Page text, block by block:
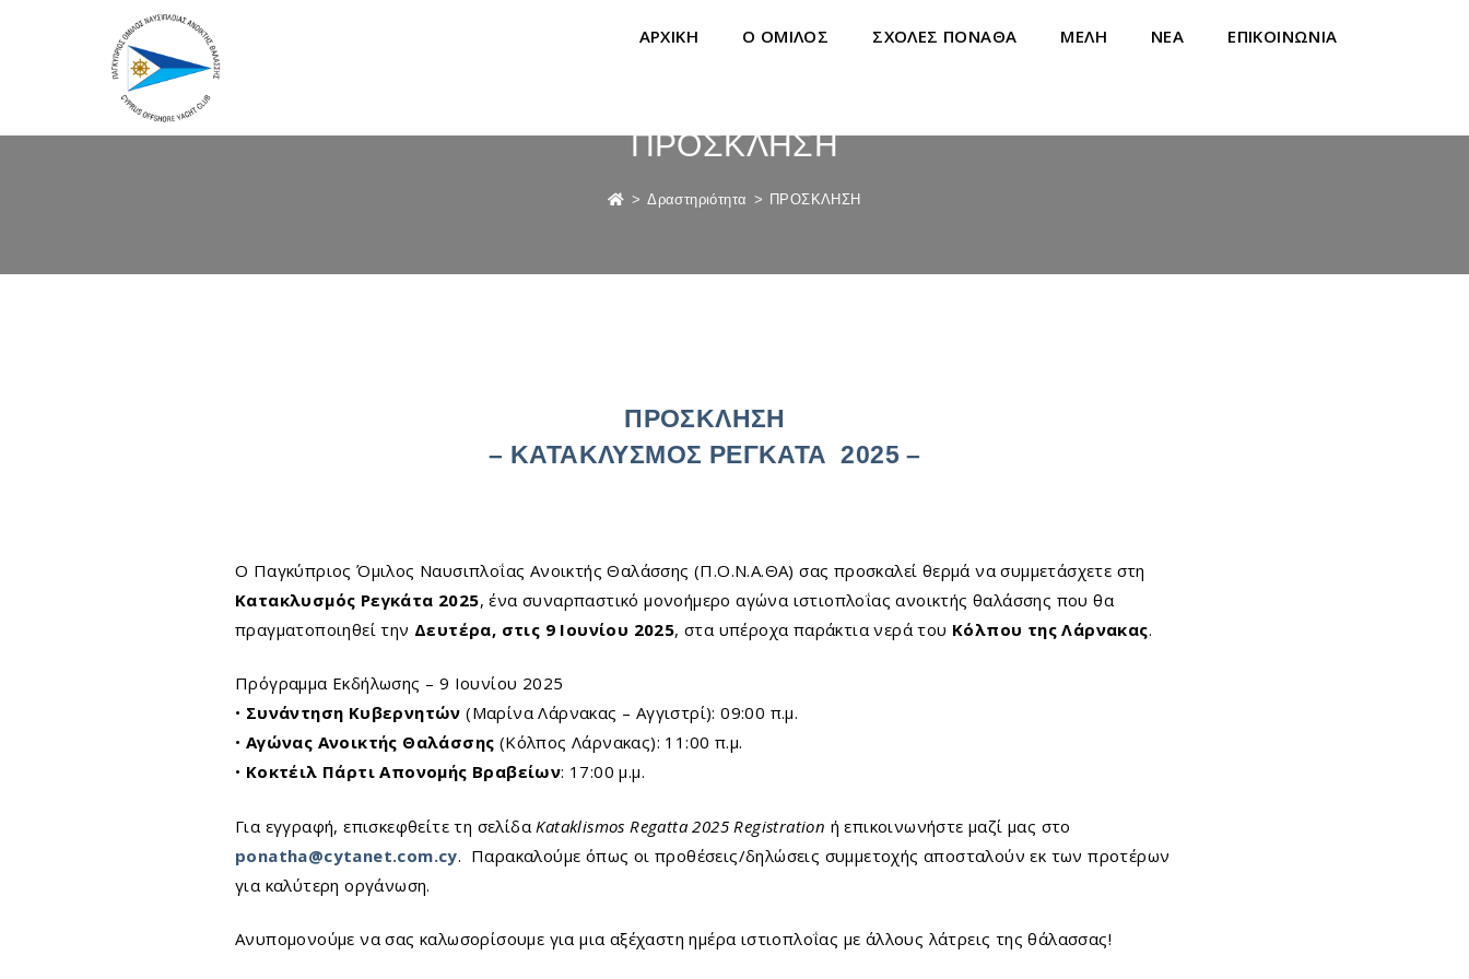
ΑΡΧΙΚΗ Ο ΟΜΙΛΟΣ ΣΧΟΛΕΣ ΠΟΝΑΘΑ ΜΕΛΗ ΝΕΑ ΕΠΙΚΟΙΝΩΝΙΑ
ΠΡΟΣΚΛΗΣΗ
> Δραστηριότητα > ΠΡΟΣΚΛΗΣΗ
ΠΡΟΣΚΛΗΣΗ
– ΚΑΤΑΚΛΥΣΜΟΣ ΡΕΓΚΑΤΑ 2025 –
Ο Παγκύπριος Όμιλος Ναυσιπλοΐας Ανοικτής Θαλάσσης (Π.Ο.Ν.Α.ΘΑ) σας προσκαλεί θερμά να συμμετάσχετε στη
Κατακλυσμός Ρεγκάτα 2025, ένα συναρπαστικό μονοήμερο αγώνα ιστιοπλοΐας ανοικτής θαλάσσης που θα
πραγματοποιηθεί την Δευτέρα, στις 9 Ιουνίου 2025, στα υπέροχα παράκτια νερά του Κόλπου της Λάρνακας.
Πρόγραμμα Εκδήλωσης – 9 Ιουνίου 2025
• Συνάντηση Κυβερνητών (Μαρίνα Λάρνακας – Αγγιστρί): 09:00 π.μ.
• Αγώνας Ανοικτής Θαλάσσης (Κόλπος Λάρνακας): 11:00 π.μ.
• Κοκτέιλ Πάρτι Απονομής Βραβείων: 17:00 μ.μ.
Για εγγραφή, επισκεφθείτε τη σελίδα Kataklismos Regatta 2025 Registration ή επικοινωνήστε μαζί μας στο
ponatha@cytanet.com.cy. Παρακαλούμε όπως οι προθέσεις/δηλώσεις συμμετοχής αποσταλούν εκ των προτέρων
για καλύτερη οργάνωση.
Ανυπομονούμε να σας καλωσορίσουμε για μια αξέχαστη ημέρα ιστιοπλοΐας με άλλους λάτρεις της θάλασσας!